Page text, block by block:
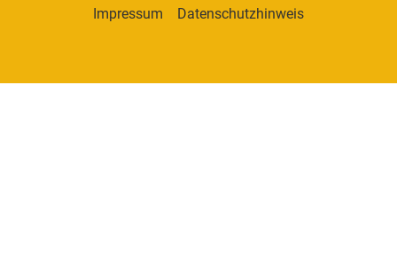
Impressum Datenschutzhinweis